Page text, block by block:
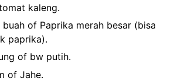
kaleng.
buah of Paprika merah besar (bisa
paprika).
of bw putih.
of Jahe.